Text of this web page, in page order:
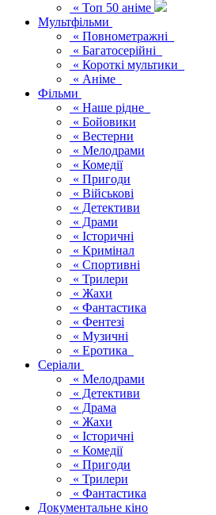
« Топ 50 аніме
Мультфільми
« Повнометражні
« Багатосерійні
« Короткі мультики
« Аніме
Фільми
« Наше рідне
« Бойовики
« Вестерни
« Мелодрами
« Комедії
« Пригоди
« Військові
« Детективи
« Драми
« Історичні
« Кримінал
« Спортивні
« Трилери
« Жахи
« Фантастика
« Фентезі
« Музичні
« Еротика
Серіали
« Мелодрами
« Детективи
« Драма
« Жахи
« Історичні
« Комедії
« Пригоди
« Трилери
« Фантастика
Документальне кіно